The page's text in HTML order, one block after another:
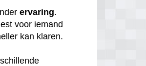
ervaring.
voor iemand
kan klaren.